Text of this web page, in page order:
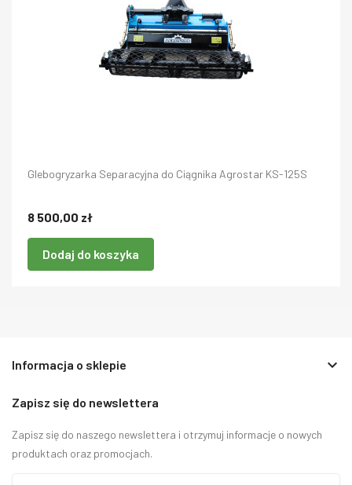
Glebogryzarka Separacyjna do Ciągnika Agrostar KS-125S
8 500,00 zł
Dodaj do koszyka
Informacja o sklepie keyboard_arrow_down
Zapisz się do newslettera
Zapisz się do naszego newslettera i otrzymuj informacje o nowych
produktach oraz promocjach.